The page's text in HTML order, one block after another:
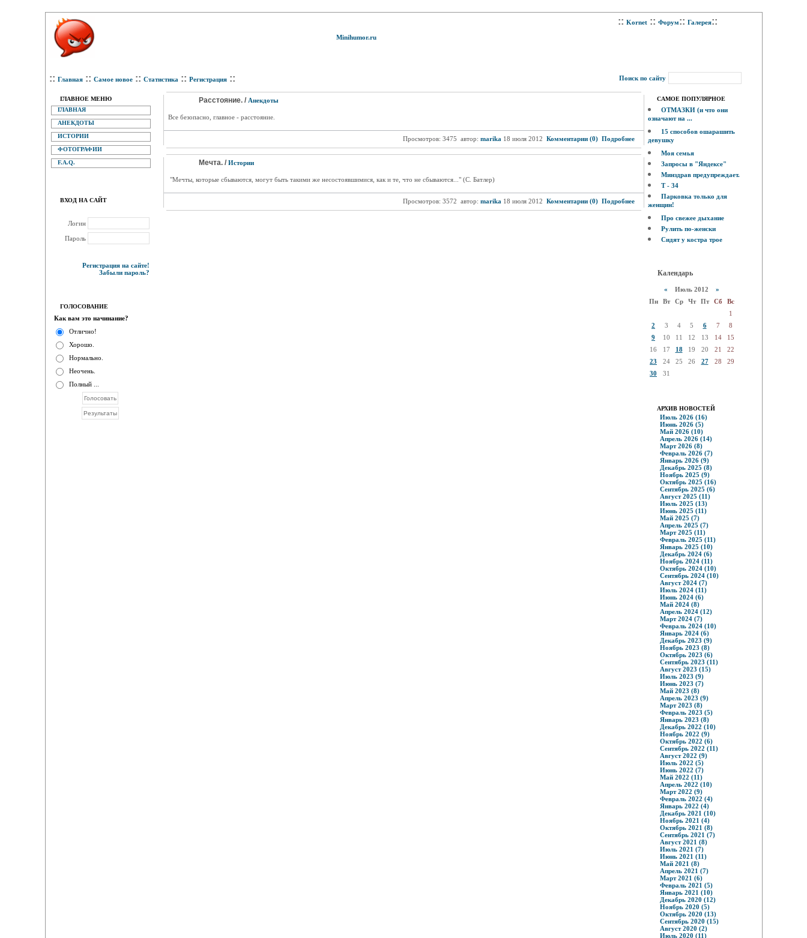
Minihumor.ru
:: Kornet :: Форум:: Галерея::
:: Главная :: Самое новое :: Статистика :: Регистрация :: Поиск по сайту
ГЛАВНОЕ МЕНЮ
ГЛАВНАЯ
АНЕКДОТЫ
ИСТОРИИ
ФОТОГРАФИИ
F.A.Q.
ВХОД НА САЙТ
Логин
Пароль
Регистрация на сайте!
Забыли пароль?
ГОЛОСОВАНИЕ
Как вам это начинание?
Отлично!
Хорошо.
Нормально.
Неочень.
Полный ...
Расстояние. / Анекдоты
Все безопасно, главное - расстояние.
Просмотров: 3475 автор: marika 18 июля 2012 Комментарии (0) Подробнее
Мечта. / Истории
"Мечты, которые сбываются, могут быть такими же несостоявшимися, как и те, что не сбываются..." (С. Батлер)
Просмотров: 3572 автор: marika 18 июля 2012 Комментарии (0) Подробнее
САМОЕ ПОПУЛЯРНОЕ
ОТМАЗКИ (и что они
означают на ...
15 способов ошарашить
девушку
Моя семья
Запросы в "Яндексе"
Минздрав предупреждает.
Т - 34
Парковка только для
женщин!
Про свежее дыхание
Рулить по-женски
Сидят у костра трое
Календарь
« Июль 2012 »
Пн
Вт Ср Чт Пт Сб
Вс
1
2
3 4 5 6 7
8
9
10 11 12 13 14
15
16
17 18 19 20 21
22
23
24 25 26 27 28
29
30
31
АРХИВ НОВОСТЕЙ
Июль 2026 (16)
Июнь 2026 (5)
Май 2026 (10)
Апрель 2026 (14)
Март 2026 (8)
Февраль 2026 (7)
Январь 2026 (9)
Декабрь 2025 (8)
Ноябрь 2025 (9)
Октябрь 2025 (16)
Сентябрь 2025 (6)
Август 2025 (11)
Июль 2025 (13)
Июнь 2025 (11)
Май 2025 (7)
Апрель 2025 (7)
Март 2025 (11)
Февраль 2025 (11)
Январь 2025 (10)
Декабрь 2024 (6)
Ноябрь 2024 (11)
Октябрь 2024 (10)
Сентябрь 2024 (10)
Август 2024 (7)
Июль 2024 (11)
Июнь 2024 (6)
Май 2024 (8)
Апрель 2024 (12)
Март 2024 (7)
Февраль 2024 (10)
Январь 2024 (6)
Декабрь 2023 (9)
Ноябрь 2023 (8)
Октябрь 2023 (6)
Сентябрь 2023 (11)
Август 2023 (15)
Июль 2023 (9)
Июнь 2023 (7)
Май 2023 (8)
Апрель 2023 (9)
Март 2023 (8)
Февраль 2023 (5)
Январь 2023 (8)
Декабрь 2022 (10)
Ноябрь 2022 (9)
Октябрь 2022 (6)
Сентябрь 2022 (11)
Август 2022 (9)
Июль 2022 (5)
Июнь 2022 (7)
Май 2022 (11)
Апрель 2022 (10)
Март 2022 (9)
Февраль 2022 (4)
Январь 2022 (4)
Декабрь 2021 (10)
Ноябрь 2021 (4)
Октябрь 2021 (8)
Сентябрь 2021 (7)
Август 2021 (8)
Июль 2021 (7)
Июнь 2021 (11)
Май 2021 (8)
Апрель 2021 (7)
Март 2021 (6)
Февраль 2021 (5)
Январь 2021 (10)
Декабрь 2020 (12)
Ноябрь 2020 (5)
Октябрь 2020 (13)
Сентябрь 2020 (15)
Август 2020 (2)
Июль 2020 (11)